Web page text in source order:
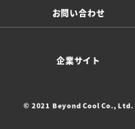
お問い合わせ
企業サイト
© 2021 Beyond Cool Co., Ltd.